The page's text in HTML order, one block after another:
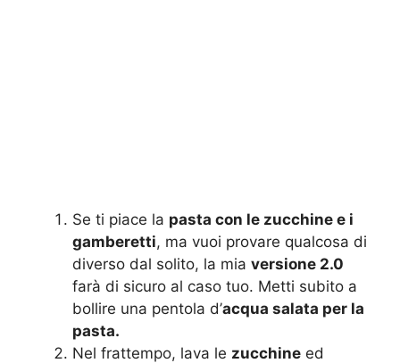
Se ti piace la pasta con le zucchine e i
gamberetti, ma vuoi provare qualcosa di
diverso dal solito, la mia versione 2.0
farà di sicuro al caso tuo. Metti subito a
bollire una pentola d’acqua salata per la
pasta.
Nel frattempo, lava le zucchine ed